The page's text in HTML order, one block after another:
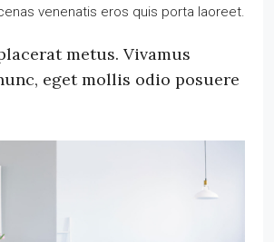
venenatis eros quis porta laoreet.
metus. Vivamus
eget mollis odio posuere